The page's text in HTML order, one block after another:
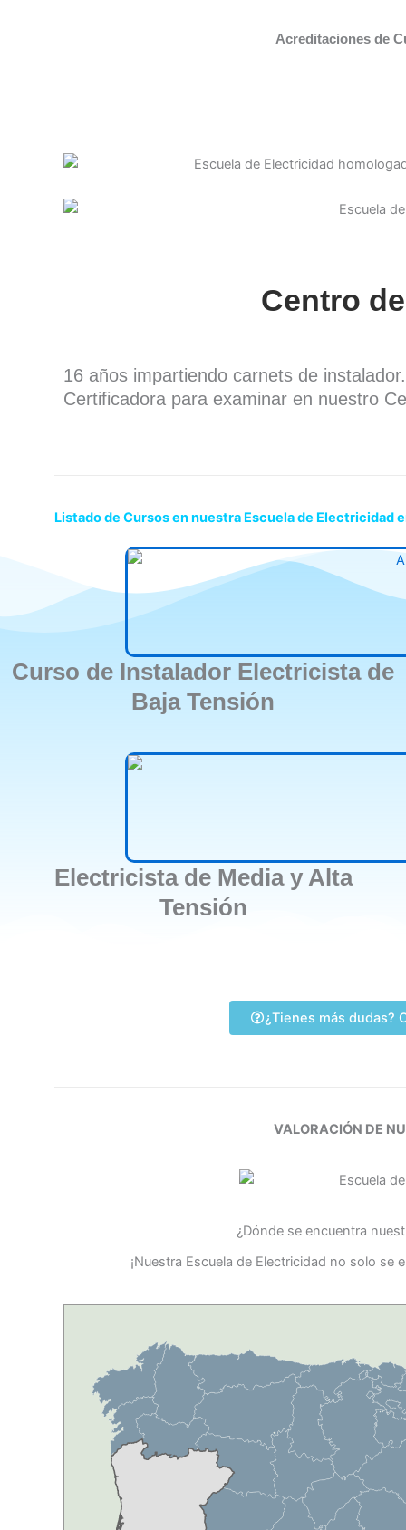
Acreditaciones de
Centro
16 años impartiendo carnets de
Certificadora para examinar en nuestro
Listado de Cursos en nuestra Escuela de Electricidad
Curso de Instalador Electricista de
Baja Tensión
Electricista de Media y Alta
Tensión
¿Tienes más dudas?
VALORACIÓN DE
¿Dónde se encuentra
¡Nuestra Escuela de Electricidad no solo